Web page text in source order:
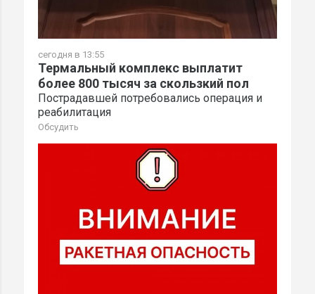
сегодня в 13:55
Термальный комплекс выплатит
более 800 тысяч за скользкий пол
Пострадавшей потребовались операция и
реабилитация
Обсудить